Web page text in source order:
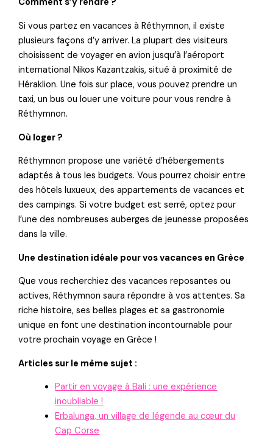
Comment s’y rendre ?
Si vous partez en vacances à Réthymnon, il existe
plusieurs façons d’y arriver. La plupart des visiteurs
choisissent de voyager en avion jusqu’à l’aéroport
international Nikos Kazantzakis, situé à proximité de
Héraklion. Une fois sur place, vous pouvez prendre un
taxi, un bus ou louer une voiture pour vous rendre à
Réthymnon.
Où loger ?
Réthymnon propose une variété d’hébergements
adaptés à tous les budgets. Vous pourrez choisir entre
des hôtels luxueux, des appartements de vacances et
des campings. Si votre budget est serré, optez pour
l’une des nombreuses auberges de jeunesse proposées
dans la ville.
Une destination idéale pour vos vacances en Grèce
Que vous recherchiez des vacances reposantes ou
actives, Réthymnon saura répondre à vos attentes. Sa
riche histoire, ses belles plages et sa gastronomie
unique en font une destination incontournable pour
votre prochain voyage en Grèce !
Articles sur le même sujet :
Partir en voyage à Bali : une expérience
inoubliable !
Erbalunga, un village de légende au cœur du
Cap Corse